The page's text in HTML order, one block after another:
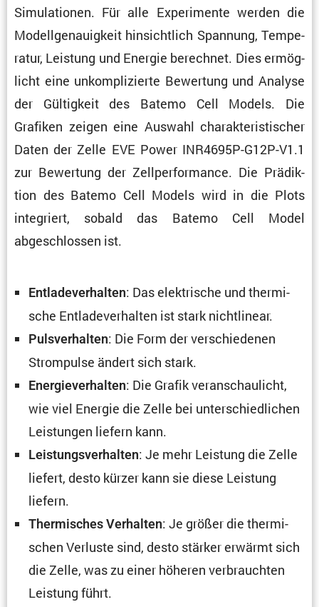
Simula­tionen. Für alle Experi­mente werden die
Modell­ge­nau­ig­keit hinsicht­lich Spannung, Tempe­
ratur, Leistung und Energie berechnet. Dies ermög­
licht eine unkom­pli­zierte Bewer­tung und Analyse
der Gültig­keit des Batemo Cell Models. Die
Grafiken zeigen eine Auswahl charak­te­ris­ti­scher
Daten der Zelle EVE Power INR4695P-G12P-V1.1
zur Bewer­tung der Zellper­for­mance. Die Prädik­
tion des Batemo Cell Models wird in die Plots
integriert, sobald das Batemo Cell Model
abgeschlossen ist.
Entla­de­ver­halten: Das elektri­sche und thermi­
sche Entla­de­ver­halten ist stark nichtlinear.
Pulsver­halten: Die Form der verschie­denen
Strom­pulse ändert sich stark.
Energie­ver­halten: Die Grafik veran­schau­licht,
wie viel Energie die Zelle bei unter­schied­li­chen
Leistungen liefern kann.
Leistungs­ver­halten: Je mehr Leistung die Zelle
liefert, desto kürzer kann sie diese Leistung
liefern.
Thermi­sches Verhalten: Je größer die thermi­
schen Verluste sind, desto stärker erwärmt sich
die Zelle, was zu einer höheren verbrauchten
Leistung führt.